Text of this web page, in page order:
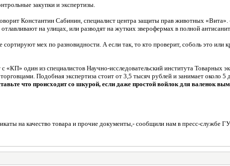
закупки и экспертизы.
Константин Сабинин, специалист центра защиты прав животных
на улицах, или разводят на жутких зверофермах в полной
мех по разновидности. А если так, то кто проверит, соболь это или
один из специалистов Научно-исследовательский института Товарных
Подобная экспертиза стоит от 3,5 тысяч рублей и занимает около 5
что происходит со шкурой, если даже простой войлок для валенок
на качество товара и прочие документы,- сообщили нам в пресс-